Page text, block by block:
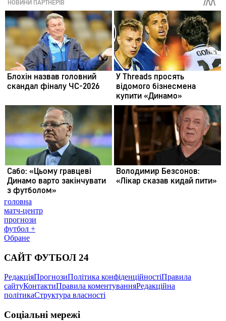
головна
матч-центр
прогнози
футбол +
Обране
САЙТ ФУТБОЛ 24
РедакціяПрогнозиПолітика конфіденційностіПравила
сайтуКонтактиПравила коментуванняРедакційна
політикаСтруктура власності
Соціальні мережі